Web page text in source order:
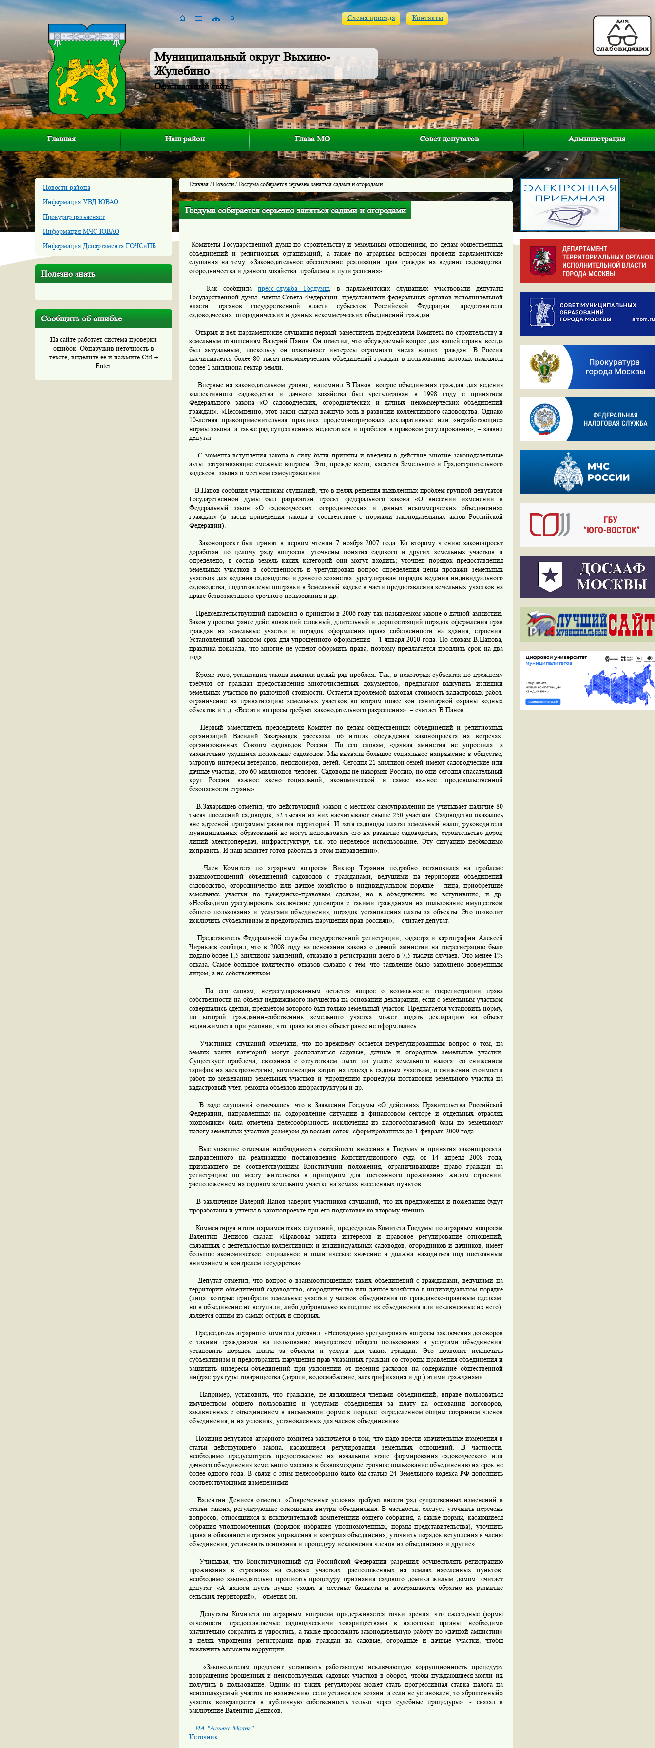
Муниципальный округ Выхино-
Жулебино
Официальный сайт
Схема проезда Контакты
Главная Наш район Глава МО Совет депутатов Администрация
Новости района
Информация УВД ЮВАО
Прокурор разъясняет
Информация МЧС ЮВАО
Информация Департамента ГОЧСиПБ
Полезно знать
Сообщить об ошибке
На сайте работает система проверки
ошибок. Обнаружив неточность в
тексте, выделите ее и нажмите Ctrl +
Enter.
Главная /Новости/ Госдума собирается серьезно заняться садами и огородами
Госдума собирается серьезно заняться садами и огородами
Комитеты Государственной думы по строительству и земельным отношениям, по делам общественных
объединений и религиозных организаций, а также по аграрным вопросам провели парламентские
слушания на тему: «Законодательное обеспечение реализации прав граждан на ведение садоводства,
огородничества и дачного хозяйства: проблемы и пути решения».
Как сообщилапресс-служба Госдумы, в парламентских слушаниях участвовали депутаты
Государственной думы, члены Совета Федерации, представители федеральных органов исполнительной
власти, органов государственной власти субъектов Российской Федерации, представители
садоводческих, огороднических и дачных некоммерческих объединений граждан.
Открыл и вел парламентские слушания первый заместитель председателя Комитета по строительству и
земельным отношениям Валерий Панов. Он отметил, что обсуждаемый вопрос для нашей страны всегда
был актуальным, поскольку он охватывает интересы огромного числа наших граждан. В России
насчитывается более 80 тысяч некоммерческих объединений граждан в пользовании которых находятся
более 1 миллиона гектар земли.
Впервые на законодательном уровне, напомнил В.Панов, вопрос объединения граждан для ведения
коллективного садоводства и дачного хозяйства был урегулирован в 1998 году с принятием
Федерального закона «О садоводческих, огороднических и дачных некоммерческих объединений
граждан». «Несомненно, этот закон сыграл важную роль в развитии коллективного садоводства. Однако
10-летняя правоприменительная практика продемонстрировала декларативные или «неработающие»
нормы закона, а также ряд существенных недостатков и пробелов в правовом регулировании», – заявил
депутат.
С момента вступления закона в силу были приняты и введены в действие многие законодательные
акты, затрагивающие смежные вопросы. Это, прежде всего, касается Земельного и Градостроительного
кодексов, закона о местном самоуправлении.
В.Панов сообщил участникам слушаний, что в целях решения выявленных проблем группой депутатов
Государственной думы был разработан проект федерального закона «О внесении изменений в
Федеральный закон «О садоводческих, огороднических и дачных некоммерческих объединениях
граждан» (в части приведения закона в соответствие с нормами законодательных актов Российской
Федерации).
Законопроект был принят в первом чтении 7 ноября 2007 года. Ко второму чтению законопроект
доработан по целому ряду вопросов: уточнены понятия садового и других земельных участков и
определено, в состав земель каких категорий они могут входить; уточнен порядок предоставления
земельных участков в собственность и урегулирован вопрос определения цены продажи земельных
участков для ведения садоводства и дачного хозяйства; урегулирован порядок ведения индивидуального
садоводства; подготовлены поправки в Земельный кодекс в части предоставления земельных участков на
праве безвозмездного срочного пользования и др.
Председательствующий напомнил о принятом в 2006 году так называемом законе о дачной амнистии.
Закон упростил ранее действовавший сложный, длительный и дорогостоящий порядок оформления прав
граждан на земельные участки и порядок оформления права собственности на здания, строения.
Установленный законом срок для упрощенного оформления – 1 января 2010 года. По словам В.Панова,
практика показала, что многие не успеют оформить права, поэтому предлагается продлить срок на два
года.
Кроме того, реализация закона выявила целый ряд проблем. Так, в некоторых субъектах по-прежнему
требуют от граждан предоставления многочисленных документов, предлагают выкупить излишки
земельных участков по рыночной стоимости. Остается проблемой высокая стоимость кадастровых работ,
ограничение на приватизацию земельных участков во втором поясе зон санитарной охраны водных
объектов и т.д. «Все эти вопросы требуют законодательного разрешения», – считает В.Панов.
Первый заместитель председателя Комитет по делам общественных объединений и религиозных
организаций Василий Захарьящев рассказал об итогах обсуждения законопроекта на встречах,
организованных Союзом садоводов России. По его словам, «дачная амнистия не упростила, а
значительно ухудшила положение садоводов. Мы вызвали большое социальное напряжение в обществе,
затронув интересы ветеранов, пенсионеров, детей. Сегодня 21 миллион семей имеют садоводческие или
дачные участки, это 60 миллионов человек. Садоводы не накормят Россию, но они сегодня спасательный
круг России, важное звено социальной, экономической, и самое важное, продовольственной
безопасности страны».
В.Захарьящев отметил, что действующий «закон о местном самоуправлении не учитывает наличие 80
тысяч поселений садоводов, 52 тысячи из них насчитывают свыше 250 участков. Садоводство оказалось
вне адресной программы развития территорий. И хотя садоводы платят земельный налог, руководители
муниципальных образований не могут использовать его на развитие садоводства, строительство дорог,
линий электропередач, инфраструктуру, т.к. это нецелевое использование. Эту ситуацию необходимо
исправить. И наш комитет готов работать в этом направлении».
Член Комитета по аграрным вопросам Виктор Таранин подробно остановился на проблеме
взаимоотношений объединений садоводов с гражданами, ведущими на территории объединений
садоводство, огородничество или дачное хозяйство в индивидуальном порядке – лица, приобретшие
земельные участки по гражданско-правовым сделкам, но в объединение не вступившие, и др.
«Необходимо урегулировать заключение договоров с такими гражданами на пользование имуществом
общего пользования и услугами объединения, порядок установления платы за объекты. Это позволит
исключить субъективизм и предотвратить нарушения прав россиян», – считает депутат.
Представитель Федеральной службы государственной регистрации, кадастра и картографии Алексей
Чирикаев сообщил, что в 2008 году на основании закона о дачной амнистии на госрегисрацию было
подано более 1,5 миллиона заявлений, отказано в регистрации всего в 7,5 тысячи случаев. Это менее 1%
отказа. Самое большое количество отказов связано с тем, что заявление было заполнено доверенным
лицом, а не собственником.
По его словам, неурегулированным остается вопрос о возможности госрегистрации права
собственности на объект недвижимого имущества на основании декларации, если с земельным участком
совершались сделки, предметом которого был только земельный участок. Предлагается установить норму,
по которой гражданин-собственник земельного участка может подать декларацию на объект
недвижимости при условии, что права на этот объект ранее не оформлялись.
Участники слушаний отмечали, что по-прежнему остается неурегулированным вопрос о том, на
землях каких категорий могут располагаться садовые, дачные и огородные земельные участки.
Существует проблема, связанная с отсутствием льгот по уплате земельного налога, со снижением
тарифов на электроэнергию, компенсации затрат на проезд к садовым участкам, о снижении стоимости
работ по межеванию земельных участков и упрощению процедуры постановки земельного участка на
кадастровый учет, ремонта объектов инфраструктуры и др.
В ходе слушаний отмечалось, что в Заявлении Госдумы «О действиях Правительства Российской
Федерации, направленных на оздоровление ситуации в финансовом секторе и отдельных отраслях
экономики» была отмечена целесообразность исключения из налогооблагаемой базы по земельному
налогу земельных участков размером до восьми соток, сформированных до 1 февраля 2009 года.
Выступавшие отмечали необходимость скорейшего внесения в Госдуму и принятия законопроекта,
направленного на реализацию постановления Конституционного суда от 14 апреля 2008 года,
признавшего не соответствующим Конституции положения, ограничивающие право граждан на
регистрацию по месту жительства в пригодном для постоянного проживания жилом строении,
расположенном на садовом земельном участке на землях населенных пунктов.
В заключение Валерий Панов заверил участников слушаний, что их предложения и пожелания будут
проработаны и учтены в законопроекте при его подготовке ко второму чтению.
Комментируя итоги парламентских слушаний, председатель Комитета Госдумы по аграрным вопросам
Валентин Денисов сказал: «Правовая защита интересов и правовое регулирование отношений,
связанных с деятельностью коллективных и индивидуальных садоводов, огородников и дачников, имеет
большое экономическое, социальное и политическое значение и должна находиться под постоянным
вниманием и контролем государства».
Депутат отметил, что вопрос о взаимоотношениях таких объединений с гражданами, ведущими на
территории объединений садоводство, огородничество или дачное хозяйство в индивидуальном порядке
(лица, которые приобрели земельные участки у членов объединения по гражданско-правовым сделкам,
но в объединение не вступили, либо добровольно вышедшие из объединения или исключенные из него),
является одним из самых острых и спорных.
Председатель аграрного комитета добавил: «Необходимо урегулировать вопросы заключения договоров
с такими гражданами на пользование имуществом общего пользования и услугами объединения,
установить порядок платы за объекты и услуги для таких граждан. Это позволит исключить
субъективизм и предотвратить нарушения прав указанных граждан со стороны правления объединения и
защитить интересы объединений при уклонении от несения расходов на содержание общественной
инфраструктуры товарищества (дороги, водоснабжение, электрификация и др.) этими гражданами.
Например, установить, что граждане, не являющиеся членами объединений, вправе пользоваться
имуществом общего пользования и услугами объединения за плату на основании договоров,
заключенных с объединением в письменной форме в порядке, определенном общим собранием членов
объединения, и на условиях, установленных для членов объединения».
Позиция депутатов аграрного комитета заключается в том, что надо внести значительные изменения в
статьи действующего закона, касающиеся регулирования земельных отношений. В частности,
необходимо предусмотреть предоставление на начальном этапе формирования садоводческого или
дачного объединения земельного массива в безвозмездное срочное пользование объединению на срок не
более одного года. В связи с этим целесообразно было бы статью 24 Земельного кодекса РФ дополнить
соответствующими изменениями.
Валентин Денисов отметил: «Современные условия требуют внести ряд существенных изменений в
статьи закона, регулирующие отношения внутри объединения. В частности, следует уточнить перечень
вопросов, относящихся к исключительной компетенции общего собрания, а также нормы, касающиеся
собрания уполномоченных (порядок избрания уполномоченных, нормы представительства), уточнить
права и обязанности органов управления и контроля объединения, уточнить порядок вступления в члены
объединения, установить основания и процедуру исключения членов из объединения и другие».
Учитывая, что Конституционный суд Российской Федерации разрешил осуществлять регистрацию
проживания в строениях на садовых участках, расположенных на землях населенных пунктов,
необходимо законодательно прописать процедуру признания садового домика жилым домом, считает
депутат. «А налоги пусть лучше уходят в местные бюджеты и возвращаются обратно на развитие
сельских территорий», - отметил он.
Депутаты Комитета по аграрным вопросам придерживается точки зрения, что ежегодные формы
отчетности, предоставляемые садоводческими товариществами в налоговые органы, необходимо
значительно сократить и упростить, а также продолжить законодательную работу по «дачной амнистии»
в целях упрощения регистрации прав граждан на садовые, огородные и дачные участки, чтобы
исключить элементы коррупции.
«Законодателям предстоит установить работающую исключающую коррупционность процедуру
возвращения брошенных и неиспользуемых садовых участков в оборот, чтобы нуждающиеся могли их
получить в пользование. Одним из таких регулятором может стать прогрессивная ставка налога на
неиспользуемый участок по назначению, если установлен хозяин, а если не установлен, то «брошенный»
участок возвращается в публичную собственность только через судебные процедуры», - сказал в
заключение Валентин Денисов.
ИА "Альянс Медиа"
Источник